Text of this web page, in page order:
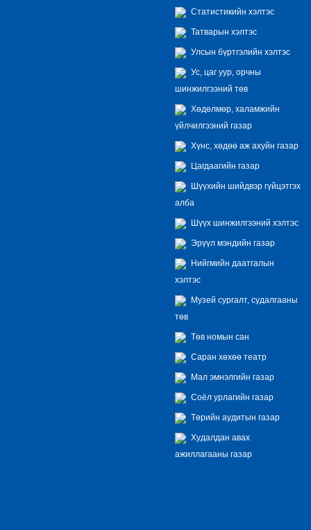
Статистикийн хэлтэс
Татварын хэлтэс
Улсын бүртгэлийн хэлтэс
Ус, цаг уур, орчны
шинжилгээний төв
Хөдөлмөр, халамжийн
үйлчилгээний газар
Хүнс, хөдөө аж ахуйн газар
Цагдаагийн газар
Шүүхийн шийдвэр гүйцэтгэх
алба
Шүүх шинжилгээний хэлтэс
Эрүүл мэндийн газар
Нийгмийн даатгалын
хэлтэс
Музей сургалт, судалгааны
төв
Төв номын сан
Саран хөхөө театр
Мал эмнэлгийн газар
Соёл урлагийн газар
Төрийн аудитын газар
Худалдан авах
ажиллагааны газар